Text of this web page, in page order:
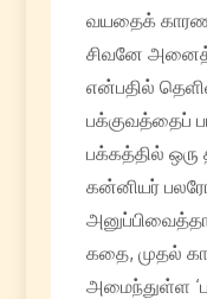
வயதைக்
சிவனே
என்பதில்
பக்குவத்தைப்
பக்கத்தில்
கன்னியர்
கதை, முதல்
அமைந்துள்ள